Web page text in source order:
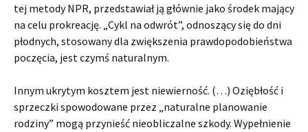
tej metody NPR, przedstawiał ją głównie jako środek mający
na celu prokreację. „Cykl na odwrót”, odnoszący się do dni
płodnych, stosowany dla zwiększenia prawdopodobieństwa
poczęcia, jest czymś naturalnym.
Innym ukrytym kosztem jest niewierność. (…) Oziębłość i
sprzeczki spowodowane przez „naturalne planowanie
rodziny” mogą przynieść nieobliczalne szkody. Wypełnienie